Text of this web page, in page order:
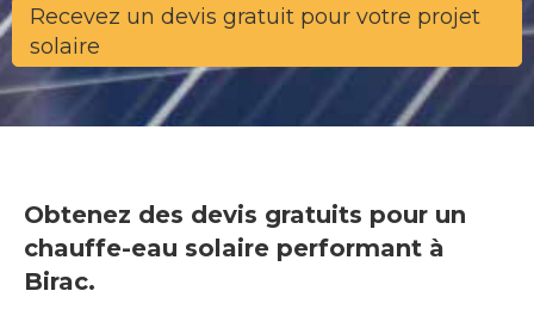
Recevez un devis gratuit pour votre projet
solaire
Obtenez des devis gratuits pour un
chauffe-eau solaire performant à
Birac.